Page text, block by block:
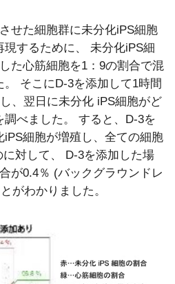
せた細胞群に未分化iPS細胞
するために、 未分化iPS細
た心筋細胞を1：9の割合で混
そこにD-3を添加して1時間
、翌日に未分化 iPS細胞がど
べました。 すると、D-3を
細胞が増殖し、全ての細胞
対して、 D-3を添加した場
が0.4％ (バックグラウンドレ
がわかりました。